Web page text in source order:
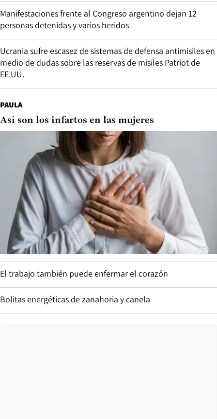
Manifestaciones frente al Congreso argentino dejan 12
personas detenidas y varios heridos
Ucrania sufre escasez de sistemas de defensa antimisiles en
medio de dudas sobre las reservas de misiles Patriot de
EE.UU.
PAULA
Así son los infartos en las mujeres
El trabajo también puede enfermar el corazón
Bolitas energéticas de zanahoria y canela